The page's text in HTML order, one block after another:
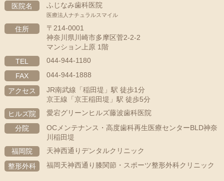
医院名 ふじなみ歯科医院
医療法人ナチュラルスマイル
住所
〒214-0001
神奈川県川崎市多摩区菅2-2-2
マンション上原 1階
TEL
044-944-1180
FAX
044-944-1888
アクセス
JR南武線「稲田堤」駅 徒歩1分
京王線「京王稲田堤」駅 徒歩5分
ヒルズ院
愛宕グリーンヒルズ藤波歯科医院
分院
OCメンテナンス・高度歯科再生医療センターBLD神奈
川稲田堤
福岡院
天神西通りデンタルクリニック
整形外科
福岡天神西通り膝関節・スポーツ整形外科クリニック